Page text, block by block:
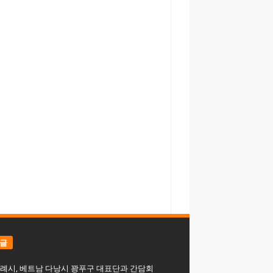
시, 베트남 다낭시 꽝푸구 대표단과 간담회